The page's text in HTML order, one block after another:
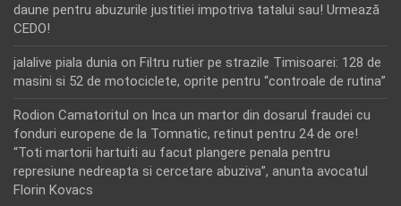
daune pentru abuzurile justitiei impotriva tatalui sau! Urmează
CEDO!
jalalive piala dunia on Filtru rutier pe strazile Timisoarei: 128 de
masini si 52 de motociclete, oprite pentru “controale de rutina”
Rodion Camatoritul on Inca un martor din dosarul fraudei cu
fonduri europene de la Tomnatic, retinut pentru 24 de ore!
“Toti martorii hartuiti au facut plangere penala pentru
represiune nedreapta si cercetare abuziva”, anunta avocatul
Florin Kovacs